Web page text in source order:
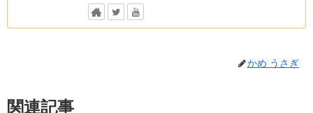
かめ うさぎ
関連記事